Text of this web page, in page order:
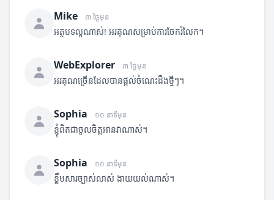
Mike ៣ ថ្ងៃមុន
អត្ថបទល្អណាស់! អរគុណសម្រាប់ការចែករំលែក។
WebExplorer ៣ ថ្ងៃមុន
អរគុណច្រើនដែលបានផ្តល់ចំណេះដឹងថ្មីៗ។
Sophia ១០ នាទីមុន
ខ្ញុំពិតជាចូលចិត្តអានវាណាស់។
Sophia ១០ នាទីមុន
ខ្លឹមសារច្បាស់លាស់ ងាយយល់ណាស់។